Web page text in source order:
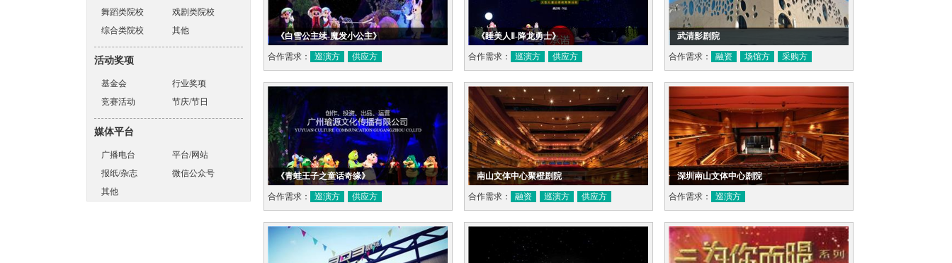
舞蹈类院校
戏剧类院校
综合类院校
其他
活动奖项
基金会
行业奖项
竞赛活动
节庆/节日
媒体平台
广播电台
平台/网站
报纸/杂志
微信公众号
其他
《白雪公主续-魔发小公主》
合作需求： 巡演方 供应方
《睡美人Ⅱ-降龙勇士》
合作需求： 巡演方 供应方
武清影剧院
合作需求： 融资 场馆方 采购方
《青蛙王子之童话奇缘》
合作需求： 巡演方 供应方
南山文体中心聚橙剧院
合作需求： 融资 巡演方 供应方
深圳南山文体中心剧院
合作需求： 巡演方